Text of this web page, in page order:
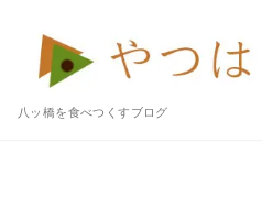
八ッ橋を食べつくすブログ